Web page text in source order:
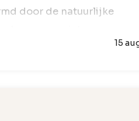
door de natuurlijke
waar beats en
15